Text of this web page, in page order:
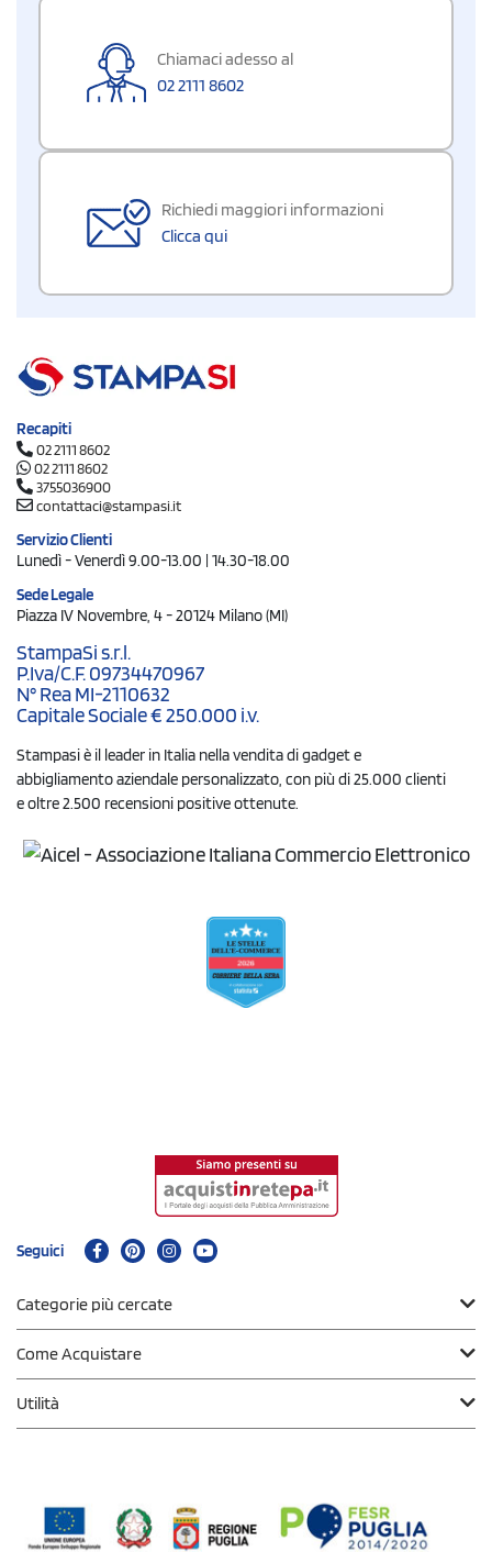
Chiamaci adesso al
02 2111 8602
Richiedi maggiori informazioni
Clicca qui
Recapiti
02 2111 8602
02 2111 8602
3755036900
contattaci@stampasi.it
Servizio Clienti
Lunedì - Venerdì 9.00-13.00 | 14.30-18.00
Sede Legale
Piazza IV Novembre, 4 - 20124 Milano (MI)
StampaSi s.r.l.
P.Iva/C.F. 09734470967
N° Rea MI-2110632
Capitale Sociale € 250.000 i.v.
Stampasi è il leader in Italia nella vendita di gadget e
abbigliamento aziendale personalizzato, con più di 25.000 clienti
e oltre 2.500 recensioni positive ottenute.
Seguici
Categorie più cercate
Come Acquistare
Utilità